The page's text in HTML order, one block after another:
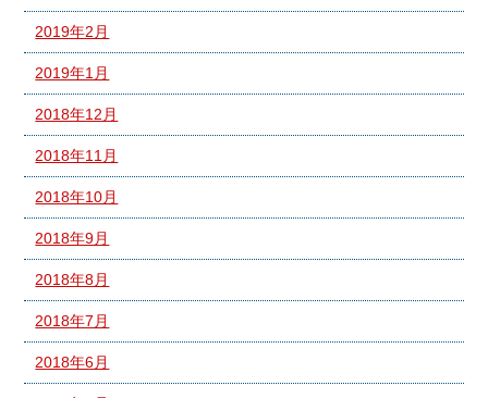
2019年2月
2019年1月
2018年12月
2018年11月
2018年10月
2018年9月
2018年8月
2018年7月
2018年6月